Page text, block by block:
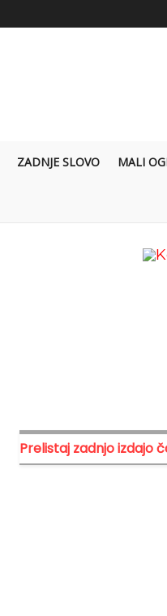
ZADNJE SLOVO MALI
Prelistaj zadnjo izdajo